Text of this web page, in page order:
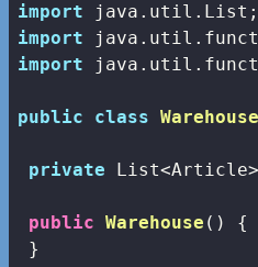
import
import
import
public class Warehouse
private
public Warehouse ()
{
}